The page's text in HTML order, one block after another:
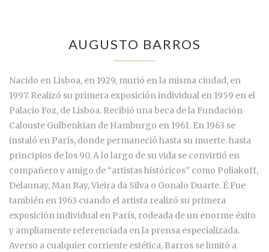
AUGUSTO BARROS
Nacido en Lisboa, en 1929, murió en la misma ciudad, en
1997. Realizó su primera exposición individual en 1959 en el
Palacio Foz, de Lisboa. Recibió una beca de la Fundación
Calouste Gulbenkian de Hamburgo en 1961. En 1963 se
instaló en París, donde permaneció hasta su muerte. hasta
principios de los 90. A lo largo de su vida se convirtió en
compañero y amigo de “artistas históricos” como Poliakoff,
Delaunay, Man Ray, Vieira da Silva o Gonalo Duarte. É Fue
también en 1963 cuando el artista realizó su primera
exposición individual en París, rodeada de un enorme éxito
y ampliamente referenciada en la prensa especializada.
Averso a cualquier corriente estética, Barros se limitó a